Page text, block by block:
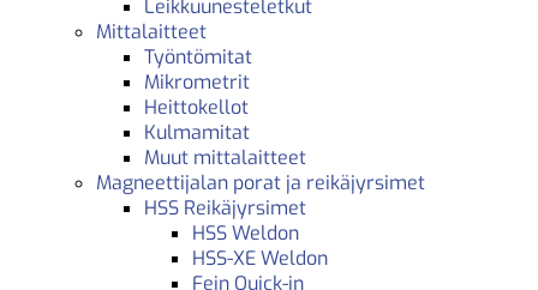
Leikkuunesteletkut
Mittalaitteet
Työntömitat
Mikrometrit
Heittokellot
Kulmamitat
Muut mittalaitteet
Magneettijalan porat ja reikäjyrsimet
HSS Reikäjyrsimet
HSS Weldon
HSS-XE Weldon
Fein Quick-in